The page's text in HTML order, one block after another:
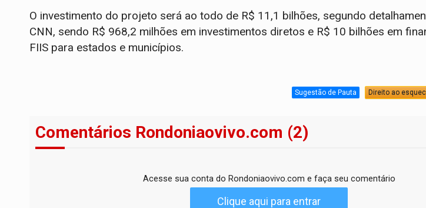
O investimento do projeto será ao todo de R$ 11,1 bilhões, segundo
CNN, sendo R$ 968,2 milhões em investimentos diretos e R$ 10 bilhões em
FIIS para estados e municípios.
Sugestão de Pauta Direito ao
Comentários Rondoniaovivo.com (2)
Acesse sua conta do Rondoniaovivo.com e faça seu comentário
Clique aqui para entrar